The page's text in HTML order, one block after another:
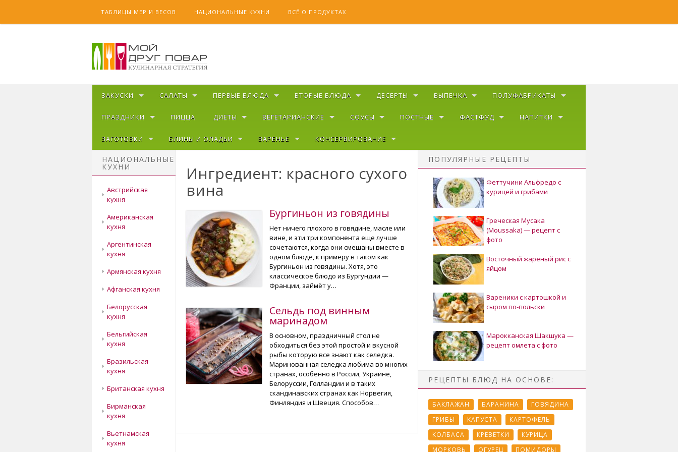
ТАБЛИЦЫ МЕР И ВЕСОВ НАЦИОНАЛЬНЫЕ КУХНИ ВСЁ О ПРОДУКТАХ
ЗАКУСКИ САЛАТЫ ПЕРВЫЕ БЛЮДА ВТОРЫЕ БЛЮДА ДЕСЕРТЫ ВЫПЕЧКА ПОЛУФАБРИКАТЫ
ПРАЗДНИКИ ПИЦЦА ДИЕТЫ ВЕГЕТАРИАНСКИЕ СОУСЫ ПОСТНЫЕ ФАСТФУД НАПИТКИ
ЗАГОТОВКИ БЛИНЫ И ОЛАДЬИ ВАРЕНЬЕ КОНСЕРВИРОВАНИЕ
НАЦИОНАЛЬНЫЕ
КУХНИ
Австрийская
кухня
Американская
кухня
Аргентинская
кухня
Армянская кухня
Афганская кухня
Белорусская
кухня
Бельгийская
кухня
Бразильская
кухня
Британская кухня
Бирманская
кухня
Вьетнамская
кухня
Ингредиент: красного сухого
вина
Бургиньон из говядины
Нет ничего плохого в говядине, масле или
вине, и эти три компонента еще лучше
сочетаются, когда они смешаны вместе в
одном блюде, к примеру в таком как
Бургиньон из говядины. Хотя, это
классическое блюдо из Бургундии —
Франции, займёт у…
Сельдь под винным
маринадом
В основном, праздничный стол не
обходиться без этой простой и вкусной
рыбы которую все знают как селедка.
Маринованная селедка любима во многих
странах, особенно в России, Украине,
Белоруссии, Голландии и в таких
скандинавских странах как Норвегия,
Финляндия и Швеция. Способов…
ПОПУЛЯРНЫЕ РЕЦЕПТЫ
Феттучини Альфредо с
курицей и грибами
Греческая Мусака
(Moussaka) — рецепт с
фото
Восточный жареный рис с
яйцом
Вареники с картошкой и
сыром по-польски
Марокканская Шакшука —
рецепт омлета с фото
РЕЦЕПТЫ БЛЮД НА ОСНОВЕ:
БАКЛАЖАН БАРАНИНА
ГОВЯДИНА
ГРИБЫ
КАПУСТА
КАРТОФЕЛЬ
КОЛБАСА
КРЕВЕТКИ
КУРИЦА
МОРКОВЬ
ОГУРЕЦ
ПОМИДОРЫ